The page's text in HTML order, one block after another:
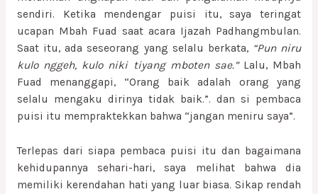
sendiri. Ketika mendengar puisi itu, saya teringat
ucapan Mbah Fuad saat acara Ijazah Padhangmbulan.
Saat itu, ada seseorang yang selalu berkata, “Pun niru
kulo nggeh, kulo niki tiyang mboten sae.”Lalu, Mbah
Fuad menanggapi, “Orang baik adalah orang yang
selalu mengaku dirinya tidak baik.”. dan si pembaca
puisi itu mempraktekkan bahwa “jangan meniru saya”.
Terlepas dari siapa pembaca puisi itu dan bagaimana
kehidupannya sehari-hari, saya melihat bahwa dia
memiliki kerendahan hati yang luar biasa. Sikap rendah